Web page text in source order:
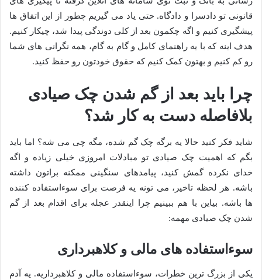
قانونی تو دادسرا و دادگاه. حتی یاد می گیریم چطور از این اتفاق ها
پیشگیری کنیم و اگه چکمون بعد از کلی دوندگی پیدا شد، چیکار کنیم.
هدف اینه که با یه راهنمای کامل و گام به گام، همه نگرانی های شما
رو کم کنیم و بهتون کمک کنیم که حقوق خودتون رو حفظ کنید.
چرا باید بعد از گم شدن چک صیادی
بلافاصله دست به کار شد؟
شاید فکر کنید حالا یه برگه چک گم شده، مگه چی می شه؟ اما باید
بگم که اهمیت چک صیادی تو مبادلات امروزی خیلی زیاده و اگه
خدای نکرده گمش کنید، پیامدهای سنگینی ممکنه براتون داشته
باشه. هر لحظه تاخیر، می تونه یه فرصت برای سوءاستفاده کننده
ها باشه. بیاین با هم ببینیم چرا اینقدر عجله برای اقدام بعد از گم
شدن چک صیادی مهمه:
سوءاستفاده های مالی و کلاهبرداری
یکی از بزرگ ترین خطرات، سوءاستفاده مالی و کلاهبرداریه. یه آدم